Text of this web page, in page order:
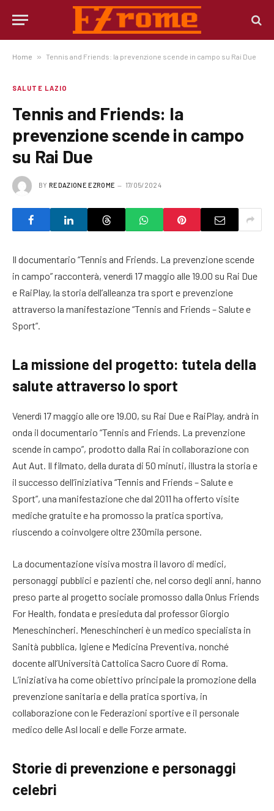
Home » Tennis and Friends: la prevenzione scende in campo su Rai Due
SALUTE LAZIO
Tennis and Friends: la
prevenzione scende in campo
su Rai Due
BY REDAZIONE EZROME 17/05/2024
Il documentario “Tennis and Friends. La prevenzione scende
in campo” racconterà, venerdì 17 maggio alle 19.00 su Rai Due
e RaiPlay, la storia dell’alleanza tra sport e prevenzione
attraverso la manifestazione “Tennis and Friends – Salute e
Sport”.
La missione del progetto: tutela della
salute attraverso lo sport
Venerdì 17 maggio alle ore 19.00, su Rai Due e RaiPlay, andrà in
onda il documentario “Tennis and Friends. La prevenzione
scende in campo”, prodotto dalla Rai in collaborazione con
Aut Aut. Il filmato, della durata di 50 minuti, illustra la storia e
il successo dell’iniziativa “Tennis and Friends – Salute e
Sport”, una manifestazione che dal 2011 ha offerto visite
mediche gratuite e ha promosso la pratica sportiva,
riuscendo a coinvolgere oltre 230mila persone.
La documentazione visiva mostra il lavoro di medici,
personaggi pubblici e pazienti che, nel corso degli anni, hanno
preso parte al progetto sociale promosso dalla Onlus Friends
For Health, fondata e presieduta dal professor Giorgio
Meneschincheri. Meneschincheri è un medico specialista in
Sanità pubblica, Igiene e Medicina Preventiva, nonché
docente all’Università Cattolica Sacro Cuore di Roma.
L’iniziativa ha come obiettivo principale la promozione della
prevenzione sanitaria e della pratica sportiva, in
collaborazione con le Federazioni sportive e il personale
medico delle Asl locali e delle Forze armate.
Storie di prevenzione e personaggi
celebri